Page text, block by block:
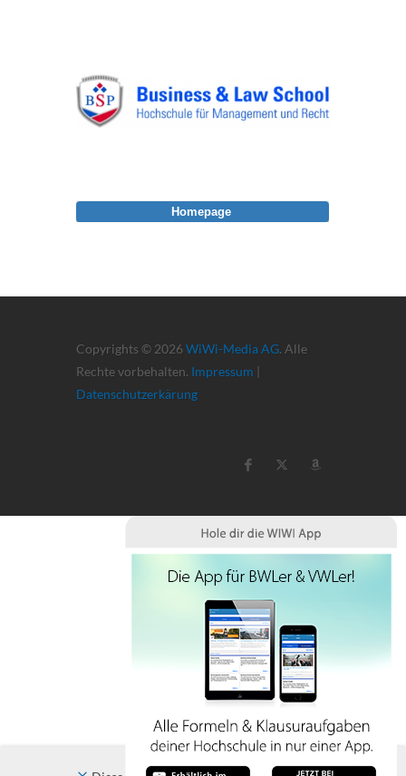
Copyrights © 2026 WiWi-Media AG. Alle
Rechte vorbehalten. Impressum |
Datenschutzerkärung
Homepage